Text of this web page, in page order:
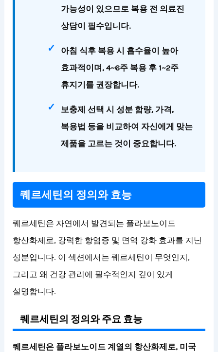
가능성이 있으므로 복용 전 의료진
상담이 필수입니다.
아침 식후 복용 시 흡수율이 높아
효과적이며, 4~6주 복용 후 1~2주
휴지기를 권장합니다.
보충제 선택 시 성분 함량, 가격,
복용법 등을 비교하여 자신에게 맞는
제품을 고르는 것이 중요합니다.
퀘르세틴의 정의와 효능
퀘르세틴은 자연에서 발견되는 플라보노이드
항산화제로, 강력한 항염증 및 면역 강화 효과를 지닌
성분입니다. 이 섹션에서는 퀘르세틴이 무엇인지,
그리고 왜 건강 관리에 필수적인지 깊이 있게
설명합니다.
퀘르세틴의 정의와 주요 효능
퀘르세틴은 플라보노이드 계열의 항산화제로, 미국